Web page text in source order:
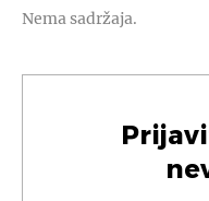
Nema sadržaja.